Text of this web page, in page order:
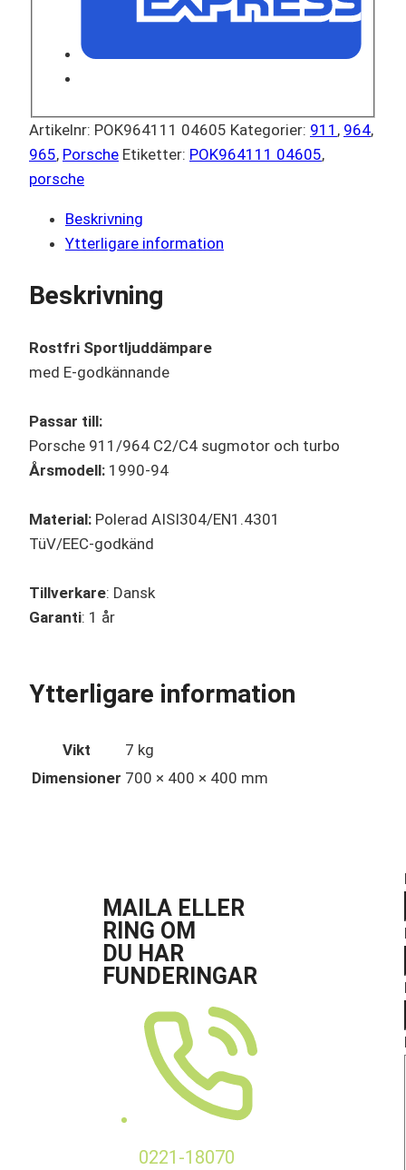
Artikelnr: POK964111 04605 Kategorier: 911 , 964,
965, Porsche Etiketter: POK964111 04605,
porsche
Beskrivning
Ytterligare information
Beskrivning
Rostfri Sportljuddämpare
med E-godkännande
Passar till:
Porsche 911/964 C2/C4 sugmotor och turbo
Årsmodell: 1990-94
Material: Polerad AISI304/EN1.4301
TüV/EEC-godkänd
Tillverkare: Dansk
Garanti: 1 år
Ytterligare information
Vikt
7 kg
Dimensioner 700 × 400 × 400 mm
MAILA ELLER
RING OM
DU HAR
FUNDERINGAR
0221-18070